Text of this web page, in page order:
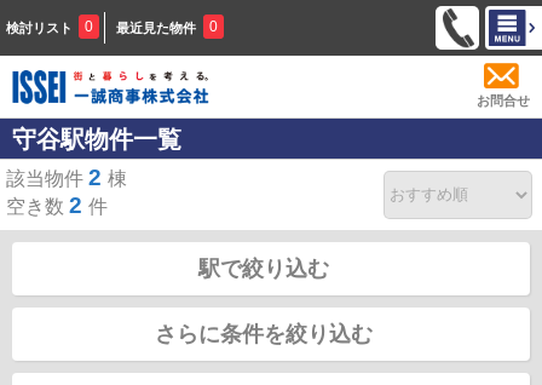
検討リスト 0 最近見た物件 0
お問合せ
守谷駅物件一覧
該当物件 2 棟
空き数 2 件
駅で絞り込む
さらに条件を絞り込む